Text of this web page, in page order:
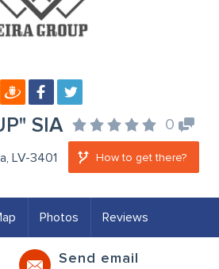
SIA 0
LV-3401 How to get there?
Photos Reviews
Send email